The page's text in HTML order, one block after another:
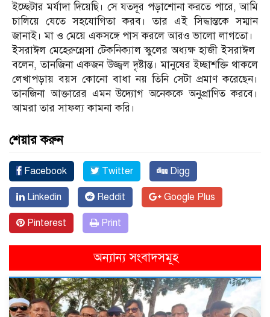
ইচ্ছেটার মর্যাদা দিয়েছি। সে যতদূর পড়াশোনা করতে পারে, আমি
চালিয়ে যেতে সহযোগিতা করব। তার এই সিদ্ধান্তকে সম্মান
জানাই। মা ও মেয়ে একসঙ্গে পাস করলে আরও ভালো লাগতো।
ইসরাঈল মেহেরুন্নেসা টেকনিক্যাল স্কুলের অধ্যক্ষ হাজী ইসরাঈল
বলেন, তানজিনা একজন উজ্জ্বল দৃষ্টান্ত। মানুষের ইচ্ছাশক্তি থাকলে
লেখাপড়ায় বয়স কোনো বাধা নয় তিনি সেটা প্রমাণ করেছেন।
তানজিনা আক্তারের এমন উদ্যোগ অনেককে অনুপ্রাণিত করবে।
আমরা তার সাফল্য কামনা করি।
শেয়ার করুন
Facebook Twitter Digg
Linkedin Reddit Google Plus
Pinterest Print
অন্যান্য সংবাদসমূহ